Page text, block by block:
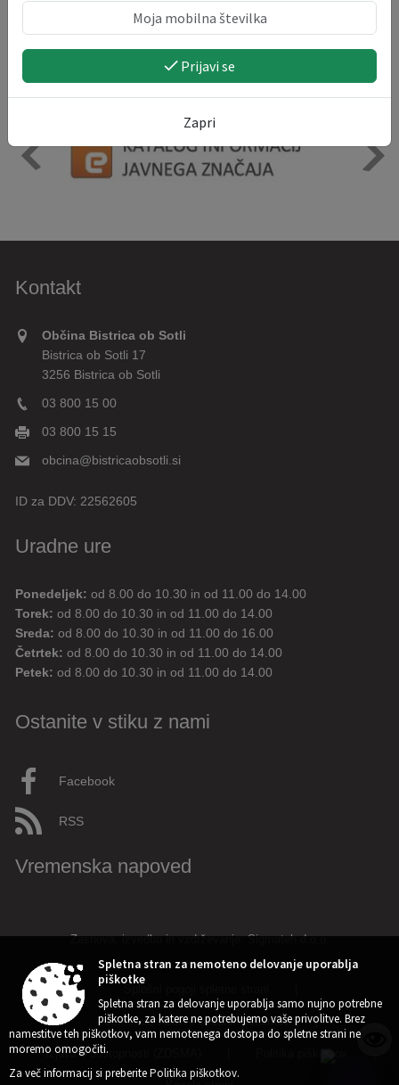
Kontakt
Občina Bistrica ob Sotli
Bistrica ob Sotli 17
3256 Bistrica ob Sotli
03 800 15 00
03 800 15 15
obcina@bistricaobsotli.si
ID za DDV: 22562605
Uradne ure
Ponedeljek: od 8.00 do 10.30 in od 11.00 do 14.00
Torek: od 8.00 do 10.30 in od 11.00 do 14.00
Sreda: od 8.00 do 10.30 in od 11.00 do 16.00
Četrtek: od 8.00 do 10.30 in od 11.00 do 14.00
Petek: od 8.00 do 10.30 in od 11.00 do 14.00
Ostanite v stiku z nami
Facebook
RSS
Vremenska napoved
Zasnova, izvedba in vzdrževanje: Sigmateh d.o.o.
Center za varstvo osebnih podatkov |
Izjava o dostopnosti (ZDSMA)
Spletna stran za nemoteno delovanje uporablja
piškotke
Spletna stran za delovanje uporablja samo nujno potrebne
piškotke, za katere ne potrebujemo vaše privolitve. Brez
namestitve teh piškotkov, vam nemotenega dostopa do spletne strani ne
moremo omogočiti.
Za več informacij si preberitePolitika piškotkov.
Digitalni pomočnik
Aktualne novice Aktualne cestne zapore
Dovolilnice za parkiranje
➤
Varstvo osebnih podatkov
Prijavi se
Zapri